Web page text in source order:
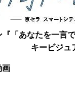
「あなたを一言
キービジュ
画